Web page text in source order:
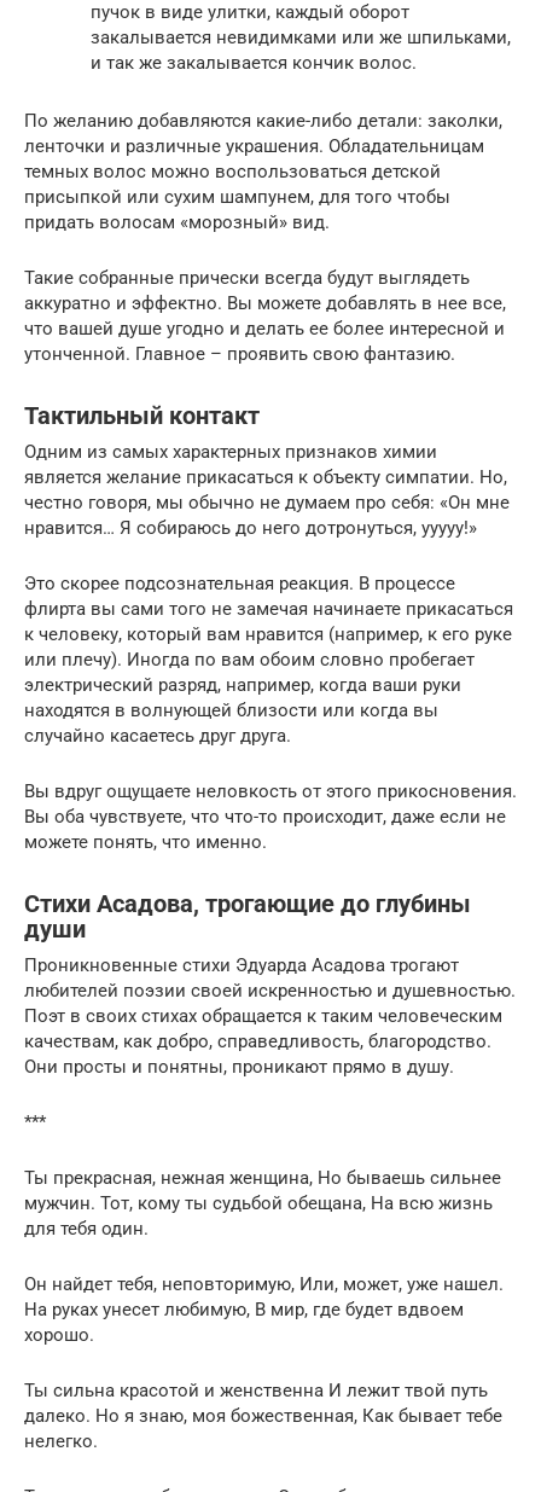
пучок в виде улитки, каждый оборот
закалывается невидимками или же шпильками,
и так же закалывается кончик волос.
По желанию добавляются какие-либо детали: заколки,
ленточки и различные украшения. Обладательницам
темных волос можно воспользоваться детской
присыпкой или сухим шампунем, для того чтобы
придать волосам «морозный» вид.
Такие собранные прически всегда будут выглядеть
аккуратно и эффектно. Вы можете добавлять в нее все,
что вашей душе угодно и делать ее более интересной и
утонченной. Главное – проявить свою фантазию.
Тактильный контакт
Одним из самых характерных признаков химии
является желание прикасаться к объекту симпатии. Но,
честно говоря, мы обычно не думаем про себя: «Он мне
нравится… Я собираюсь до него дотронуться, ууууу!»
Это скорее подсознательная реакция. В процессе
флирта вы сами того не замечая начинаете прикасаться
к человеку, который вам нравится (например, к его руке
или плечу). Иногда по вам обоим словно пробегает
электрический разряд, например, когда ваши руки
находятся в волнующей близости или когда вы
случайно касаетесь друг друга.
Вы вдруг ощущаете неловкость от этого прикосновения.
Вы оба чувствуете, что что-то происходит, даже если не
можете понять, что именно.
Стихи Асадова, трогающие до глубины
души
Проникновенные стихи Эдуарда Асадова трогают
любителей поэзии своей искренностью и душевностью.
Поэт в своих стихах обращается к таким человеческим
качествам, как добро, справедливость, благородство.
Они просты и понятны, проникают прямо в душу.
***
Ты прекрасная, нежная женщина, Но бываешь сильнее
мужчин. Тот, кому ты судьбой обещана, На всю жизнь
для тебя один.
Он найдет тебя, неповторимую, Или, может, уже нашел.
На руках унесет любимую, В мир, где будет вдвоем
хорошо.
Ты сильна красотой и женственна И лежит твой путь
далеко. Но я знаю, моя божественная, Как бывает тебе
нелегко.